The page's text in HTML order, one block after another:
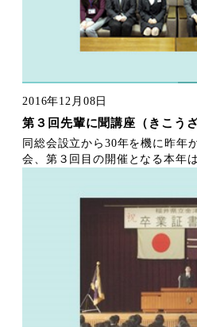
2016年12月08日
第３回先輩に聞講座（きこう
同総会設立から30年を機に昨年
会、第３回目の開催となる本年